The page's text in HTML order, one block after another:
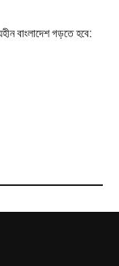
বাংলাদেশ গড়তে হবে: